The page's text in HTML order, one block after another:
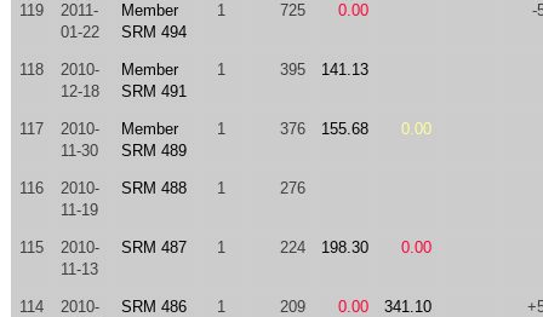
119
2011-
01-22
Member
SRM 494
1 725 0.00 -
118
2010-
12-18
Member
SRM 491
1 395 141.13
117
2010-
11-30
Member
SRM 489
1 376 155.68 0.00
116
2010-
11-19
SRM 488 1 276
115
2010-
11-13
SRM 487 1 224 198.30 0.00
114
2010-
SRM 486 1 209 0.00 341.10